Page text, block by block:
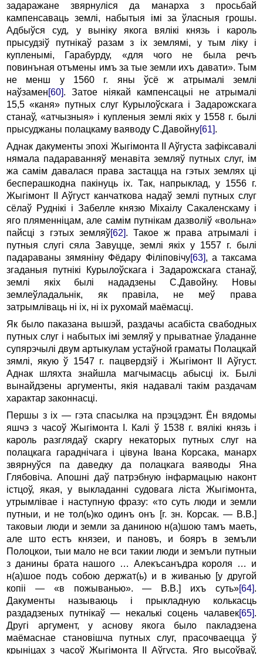
задаражане звярнуліся да манарха з просьбай
кампенсаваць землі, набытыя імі за ўласныя грошы.
Адбыўся суд, у выніку якога вялікі князь і кароль
прысудзіў путнікаў разам з іх землямі, у тым ліку і
купленымі, Гарабурду, «для чого не была речъ
повинъная отъмены имъ за тые земли ихъ давати». Тым
не менш у 1560 г. яны ўсё ж атрымалі землі
наўзамен[60]. Затое ніякай кампенсацыі не атрымалі
15,5 «каня» путных слуг Курылоўскага і Задарожскага
станаў, «атчызныя» і купленыя землі якіх у 1558 г. былі
прысуджаны полацкаму ваяводу С.Давойну[61].
Аднак дакументы эпохі Жыгімонта II Аўгуста зафіксавалі
нямала падараванняў менавіта земляў путных слуг, ім
жа самім давалася права застацца на гэтых землях ці
бесперашкодна пакінуць іх. Так, напрыклад, у 1556 г.
Жыгімонт II Аўгуст канчаткова надаў землі путных слуг
сёлаў Руднікі і Забелле князю Міхаілу Сакаленскаму і
яго пляменніцам, але самім путнікам дазволіў «вольна»
пайсці з гэтых земляў[62]. Такое ж права атрымалі і
путныя слугі сяла Завуцце, землі якіх у 1557 г. былі
падараваны зямяніну Фёдару Філіповічу[63], а таксама
згаданыя путнікі Курылоўскага і Задарожскага станаў,
землі якіх былі нададзены С.Давойну. Новы
землеўладальнік, як правіла, не меў права
затрымліваць ні іх, ні іх рухомай маёмасці.
Як было паказана вышэй, раздачы асабіста свабодных
путных слуг і набытых імі земляў у прыватнае ўладанне
супярэчылі двум артыкулам устаўной граматы Полацкай
зямлі, якую ў 1547 г. пацвердзіў і Жыгімонт II Аўгуст.
Аднак шляхта знайшла магчымасць абысці іх. Былі
вынайдзены аргументы, якія надавалі такім раздачам
характар законнасці.
Першы з іх — гэта спасылка на прэцэдэнт. Ён вядомы
яшчэ з часоў Жыгімонта I. Калі ў 1538 г. вялікі князь і
кароль разглядаў скаргу некаторых путных слуг на
полацкага гараднічага і цівуна Івана Корсака, манарх
звярнуўся па даведку да полацкага ваяводы Яна
Глябовіча. Апошні даў патрэбную інфармацыю наконт
істцоў, якая, у выкладанні судовага ліста Жыгімонта,
утрымлівае і наступную фразу: «то суть люди и земли
путныи, и не тол(ь)ко одинъ онъ [г. зн. Корсак. — В.В.]
таковыи люди и земли за даниною н(а)шою тамъ маеть,
але што естъ князеи, и пановъ, и бояръ в земъли
Полоцкои, тыи мало не вси такии люди и земъли путныи
з данины брата нашого … Алекъсанъдра короля … и
н(а)шое подъ собою держат(ь) и в живанью [у другой
копіі — «в пожыванью». — В.В.] ихъ суть»[64].
Дакументы называюць і прыкладную колькасць
раздадзеных путнікаў — некалькі соцень чалавек[65].
Другі аргумент, у аснову якога было пакладзена
маёмаснае становішча путных слуг, прасочваецца ў
крыніцах з часоў Жыгімонта II Аўгуста. Яго высоўваў,